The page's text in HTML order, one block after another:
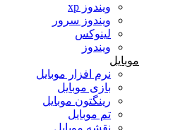
ویندوز xp
ویندوز سرور
لینوکس
ویندوز
موبایل
نرم افزار موبایل
بازی موبایل
رینگتون موبایل
تم موبایل
نقشه موبایل